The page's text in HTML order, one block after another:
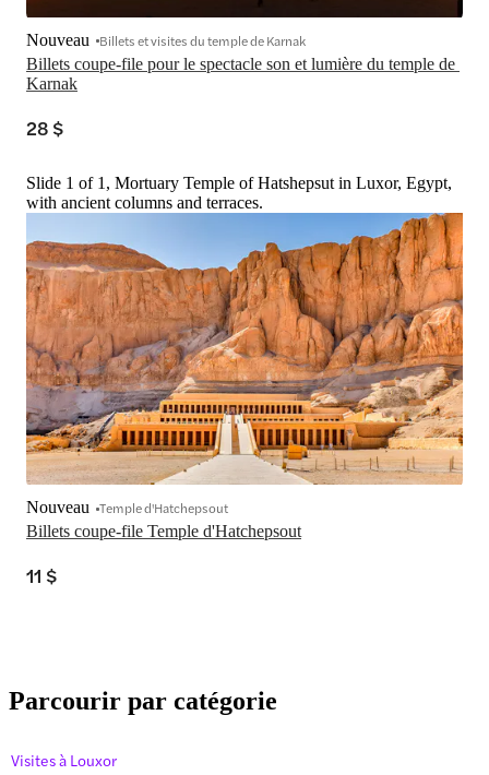
Billets coupe-file pour le spectacle son et lumière du temple de
Karnak
Nouveau Billets et visites du temple de Karnak
28 $
Slide 1 of 1, Mortuary Temple of Hatshepsut in Luxor, Egypt,
with ancient columns and terraces.
Billets coupe-file Temple d'Hatchepsout
Nouveau Temple d'Hatchepsout
11 $
Parcourir par catégorie
Visites à Louxor